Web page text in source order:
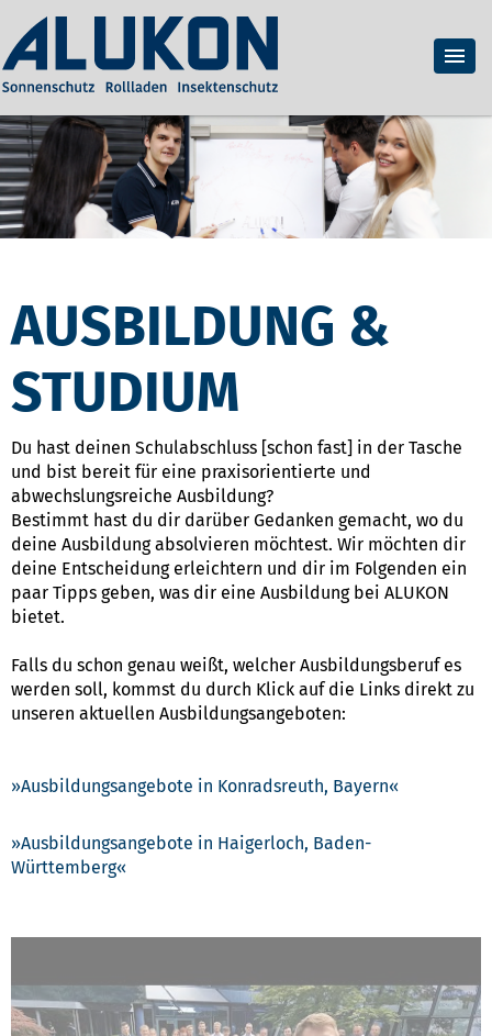
AUSBILDUNG &
STUDIUM
Du hast deinen Schulabschluss [schon fast] in der Tasche
und bist bereit für eine praxisorientierte und
abwechslungsreiche Ausbildung?
Bestimmt hast du dir darüber Gedanken gemacht, wo du
deine Ausbildung absolvieren möchtest. Wir möchten dir
deine Entscheidung erleichtern und dir im Folgenden ein
paar Tipps geben, was dir eine Ausbildung bei ALUKON
bietet.
Falls du schon genau weißt, welcher Ausbildungsberuf es
werden soll, kommst du durch Klick auf die Links direkt zu
unseren aktuellen Ausbildungsangeboten:
Ausbildungsangebote in Konradsreuth, Bayern
Ausbildungsangebote in Haigerloch, Baden-
Württemberg